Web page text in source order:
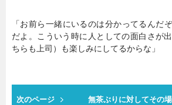
「お前ら一緒にいるのは分かってるんだ
だよ。こういう時に人としての面白さが
ちらも上司）も楽しみにしてるからな」
次のページ 無茶ぶりに対してその